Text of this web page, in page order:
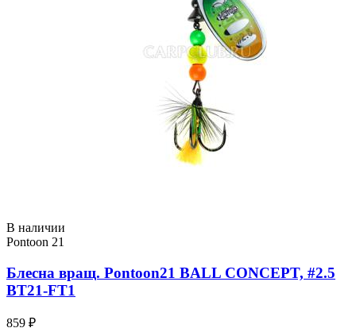
В наличии
Pontoon 21
Блесна вращ. Pontoon21 BALL CONCEPT, #2.5
BT21-FT1
859 ₽